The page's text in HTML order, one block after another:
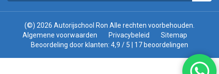
(©) 2026 Autorijschool Ron Alle rechten voorbehouden.
Algemene voorwaarden
Privacybeleid
Sitemap
Beoordeling door klanten: 4,9 / 5 17 beoordelingen